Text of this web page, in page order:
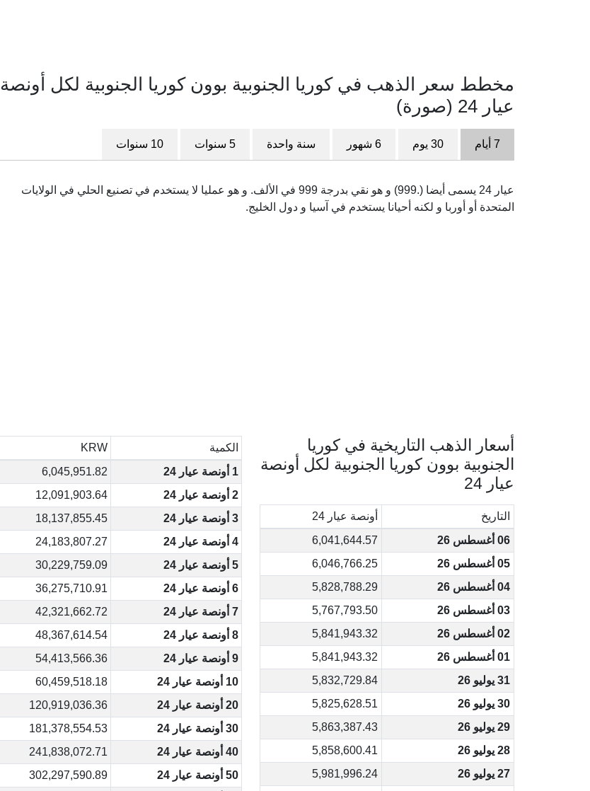
مخطط سعر الذهب في كوريا الجنوبية بوون كوريا الجنوبية لكل أونصة
عيار 24 (صورة)
7 أيام 30 يوم 6 شهور سنة واحدة 5 سنوات 10 سنوات
عيار 24 يسمى أيضا (.999) و هو نقي بدرجة 999 في الألف. و هو عمليا لا يستخدم في تصنيع الحلي في الولايات
المتحدة أو أوربا و لكنه أحيانا يستخدم في آسيا و دول الخليج.
أسعار الذهب التاريخية في كوريا
الجنوبية بوون كوريا الجنوبية لكل أونصة
عيار 24
التاريخ
أونصة عيار 24
06 أغسطس 26
6,041,644.57
05 أغسطس 26
6,046,766.25
04 أغسطس 26
5,828,788.29
03 أغسطس 26
5,767,793.50
02 أغسطس 26
5,841,943.32
01 أغسطس 26
5,841,943.32
31 يوليو 26
5,832,729.84
30 يوليو 26
5,825,628.51
29 يوليو 26
5,863,387.43
28 يوليو 26
5,858,600.41
27 يوليو 26
5,981,996.24
الكمية
KRW
1 أونصة عيار 24
6,045,951.82
2 أونصة عيار 24
12,091,903.64
3 أونصة عيار 24
18,137,855.45
4 أونصة عيار 24
24,183,807.27
5 أونصة عيار 24
30,229,759.09
6 أونصة عيار 24
36,275,710.91
7 أونصة عيار 24
42,321,662.72
8 أونصة عيار 24
48,367,614.54
9 أونصة عيار 24
54,413,566.36
10 أونصة عيار 24
60,459,518.18
20 أونصة عيار 24
120,919,036.36
30 أونصة عيار 24
181,378,554.53
40 أونصة عيار 24
241,838,072.71
50 أونصة عيار 24
302,297,590.89